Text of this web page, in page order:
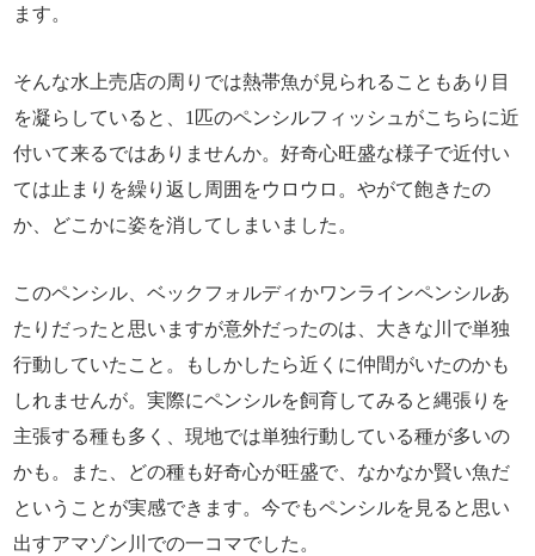
ます。
そんな水上売店の周りでは熱帯魚が見られることもあり目
を凝らしていると、1匹のペンシルフィッシュがこちらに近
付いて来るではありませんか。好奇心旺盛な様子で近付い
ては止まりを繰り返し周囲をウロウロ。やがて飽きたの
か、どこかに姿を消してしまいました。
このペンシル、ベックフォルディかワンラインペンシルあ
たりだったと思いますが意外だったのは、大きな川で単独
行動していたこと。もしかしたら近くに仲間がいたのかも
しれませんが。実際にペンシルを飼育してみると縄張りを
主張する種も多く、現地では単独行動している種が多いの
かも。また、どの種も好奇心が旺盛で、なかなか賢い魚だ
ということが実感できます。今でもペンシルを見ると思い
出すアマゾン川での一コマでした。